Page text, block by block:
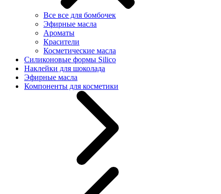
Все все для бомбочек
Эфирные масла
Ароматы
Красители
Косметические масла
Силиконовые формы Silico
Наклейки для шоколада
Эфирные масла
Компоненты для косметики